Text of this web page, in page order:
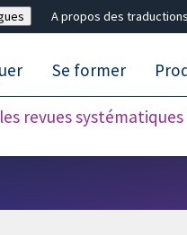
A propos des
revues systématiques
Se former